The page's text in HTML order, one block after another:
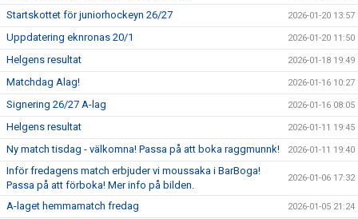
Startskottet för juniorhockeyn 26/27 2026-01-20 13:57
Uppdatering eknronas 20/1 2026-01-20 11:50
Helgens resultat 2026-01-18 19:49
Matchdag Alag! 2026-01-16 10:27
Signering 26/27 A-lag 2026-01-16 08:05
Helgens resultat 2026-01-11 19:45
Ny match tisdag - välkomna! Passa på att boka raggmunnk! 2026-01-11 19:40
Inför fredagens match erbjuder vi moussaka i BarBoga!
Passa på att förboka! Mer info på bilden.
2026-01-06 17:32
A-laget hemmamatch fredag 2026-01-05 21:24